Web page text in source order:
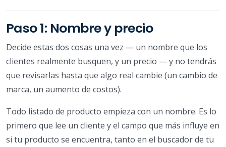
Paso 1: Nombre y precio
Decide estas dos cosas una vez — un nombre que los
clientes realmente busquen, y un precio — y no tendrás
que revisarlas hasta que algo real cambie (un cambio de
marca, un aumento de costos).
Todo listado de producto empieza con un nombre. Es lo
primero que lee un cliente y el campo que más influye en
si tu producto se encuentra, tanto en el buscador de tu